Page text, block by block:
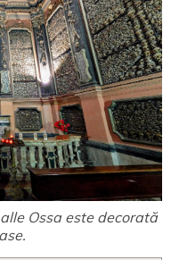
Ossa este decorată